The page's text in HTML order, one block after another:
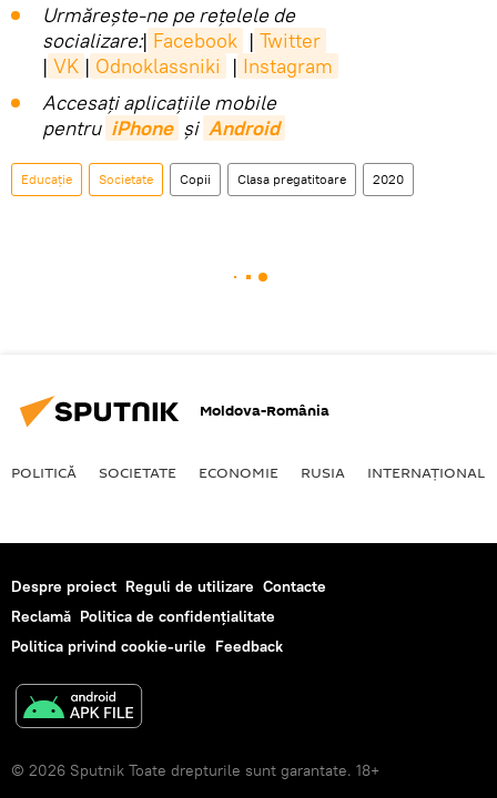
Urmărește-ne pe rețelele de
socializare:| Facebook | Twitter
| VK | Odnoklassniki | Instagram
Accesaţi aplicaţiile mobile
pentru iPhone și Android
Educație Societate Copii Clasa pregatitoare 2020
Moldova-România
POLITICĂ SOCIETATE ECONOMIE RUSIA INTERNAŢIONAL
Despre proiect Reguli de utilizare Contacte
Reclamă Politica de confidențialitate
Politica privind cookie-urile Feedback
© 2026 Sputnik Toate drepturile sunt garantate. 18+